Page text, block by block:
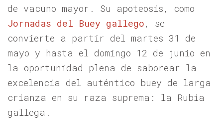
de vacuno mayor. Su apoteosis, como
Jornadas del Buey gallego , se
convierte a partir del martes 31 de
mayo y hasta el domingo 12 de junio en
la oportunidad plena de saborear la
excelencia del auténtico buey de larga
crianza en su raza suprema: la Rubia
gallega.